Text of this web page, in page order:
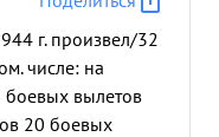
г. произвел/32
числе: на
вылетов
20 боевых